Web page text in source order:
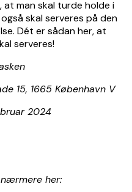
at man skal turde holde i
skal serveres på den
Dét er sådan her, at
serveres!
15, 1665 København V
2024
her: